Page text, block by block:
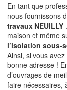
En tant que
nous fournissons
travaux NEUILLY
maison et même
l’isolation sous-
Ainsi, si vous avez
bonne adresse !
d’ouvrages de
faire nécessaires,